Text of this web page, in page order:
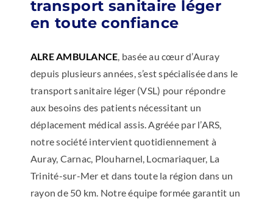
transport sanitaire léger
en toute confiance
ALRE AMBULANCE, basée au cœur d’Auray
depuis plusieurs années, s’est spécialisée dans le
transport sanitaire léger (VSL) pour répondre
aux besoins des patients nécessitant un
déplacement médical assis. Agréée par l’ARS,
notre société intervient quotidiennement à
Auray, Carnac, Plouharnel, Locmariaquer, La
Trinité-sur-Mer et dans toute la région dans un
rayon de 50 km. Notre équipe formée garantit un